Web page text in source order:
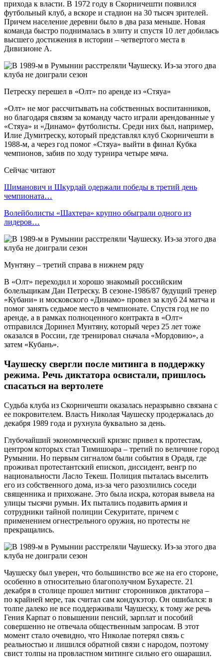
прихода к власти. В 1972 году в Скорничешти появился
футбольный клуб, а вскоре и стадион на 30 тысяч зрителей.
Причем население деревни было в два раза меньше. Новая
команда быстро поднималась в элиту и спустя 10 лет добилась
высшего достижения в истории – четвертого места в
Дивизионе А.
Петреску перешел в «Олт» по аренде из «Стяуа»
«Олт» не мог рассчитывать на собственных воспитанников,
но благодаря связям за команду часто играли арендованные у
«Стяуа» и «Динамо» футболисты. Среди них был, например,
Илие Думитреску, который представлял клуб Скорничешти в
1988-м, а через год помог «Стяуа» выйти в финал Кубка
чемпионов, забив по ходу турнира четыре мяча.
Сейчас читают
Шиманович и Шкурдай одержали победы в третий день
чемпионата…
Волейболисты «Шахтера» крупно обыграли одного из
лидеров…
Мунтяну – третий справа в нижнем ряду
В «Олт» переходил и хорошо знакомый российским
болельщикам Дан Петреску. В сезоне-1986/87 будущий тренер
«Кубани» и московского «Динамо» провел за клуб 24 матча и
помог занять седьмое место в чемпионате. Спустя год не по
аренде, а в рамках полноценного контракта в «Олт»
отправился Доринел Мунтяну, который через 25 лет тоже
оказался в России, где тренировал сначала «Мордовию», а
затем «Кубань».
Чаушеску свергли после митинга в поддержку
режима. Речь диктатора освистали, пришлось
спасаться на вертолете
Судьба клуба из Скорничешти оказалась неразрывно связана с
ее покровителем. Власть Николая Чаушеску продержалась до
декабря 1989 года и рухнула буквально за день.
Глубочайший экономический кризис привел к протестам,
центром которых стал Тимишоара – третий по величине город
Румынии. Но первым сигналом были события в Орадя, где
проживал протестантский епископ, диссидент, венгр по
национальности Ласло Текеш. Полиция пыталась выселить
его из собственного дома, из-за чего разозлились соседи
священника и прихожане. Это была искра, которая вывела на
улицы тысячи румын. Их пытались подавить армия и
сотрудники тайной полиции Секуритате, причем с
применением огнестрельного оружия, но протесты не
прекращались.
Чаушеску был уверен, что большинство все же на его стороне,
особенно в относительно благополучном Бухаресте. 21
декабря в столице прошел митинг сторонников диктатора –
по крайней мере, так считал сам кондукэтор. Он ошибался: в
толпе далеко не все поддерживали Чаушеску, к тому же речь
Гения Карпат о повышении пенсий, зарплат и пособий
совершенно не отвечала общественным запросам. В этот
момент стало очевидно, что Николае потерял связь с
реальностью и лишился обратной связи с народом, поэтому
свист толпы на провластном митинге сильно его ошарашил.